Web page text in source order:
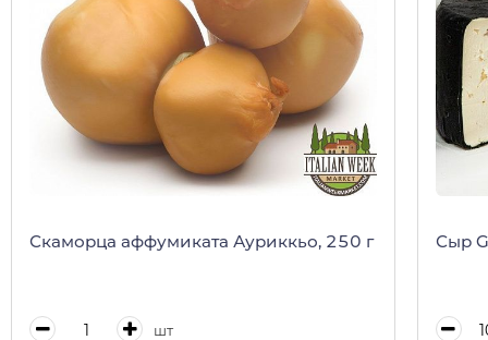
Скаморца аффумиката Ауриккьо, 250 г
шт
Сыр